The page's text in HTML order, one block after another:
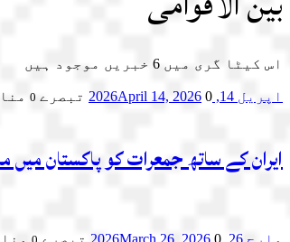
اس کیٹا گری میں 6 خبریں موجود ہیں
اپریل 14, 2026 April 14, 2026 0 تبصرے 0
ایران کے ساتھ جمعرات کو پاکستان
مارچ 26, 2026 March 26, 2026 0 تبصرے